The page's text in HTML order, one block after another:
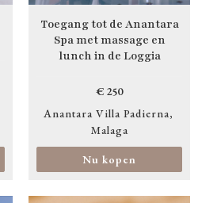
Toegang tot de Anantara
Spa met massage en
lunch in de Loggia
€ 250
Anantara Villa Padierna
Malaga
Nu kopen